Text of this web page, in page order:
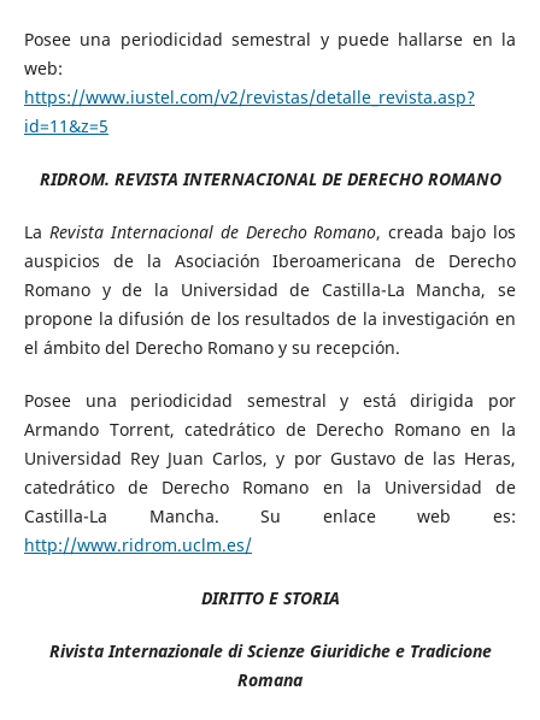
Posee una periodicidad semestral y puede hallarse en la
web:
https://www.iustel.com/v2/revistas/detalle_revista.asp?
id=11&z=5
RIDROM. REVISTA INTERNACIONAL DE DERECHO ROMANO
La Revista Internacional de Derecho Romano, creada bajo los
auspicios de la Asociación Iberoamericana de Derecho
Romano y de la Universidad de Castilla-La Mancha, se
propone la difusión de los resultados de la investigación en
el ámbito del Derecho Romano y su recepción.
Posee una periodicidad semestral y está dirigida por
Armando Torrent, catedrático de Derecho Romano en la
Universidad Rey Juan Carlos, y por Gustavo de las Heras,
catedrático de Derecho Romano en la Universidad de
Castilla-La Mancha. Su enlace web es:
http://www.ridrom.uclm.es/
DIRITTO E STORIA
Rivista Internazionale di Scienze Giuridiche e Tradicione
Romana